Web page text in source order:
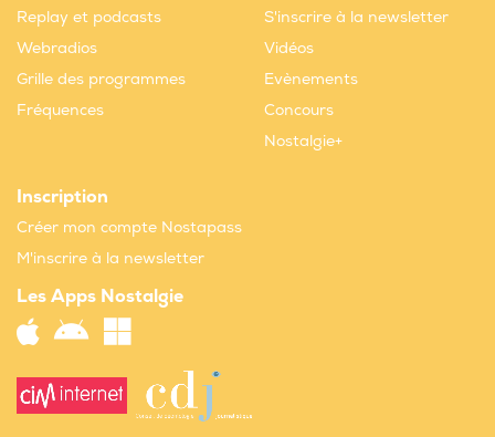
Replay et podcasts
Webradios
Grille des programmes
Fréquences
S'inscrire à la newsletter
Vidéos
Evènements
Concours
Nostalgie+
Inscription
Créer mon compte Nostapass
M'inscrire à la newsletter
Les Apps Nostalgie